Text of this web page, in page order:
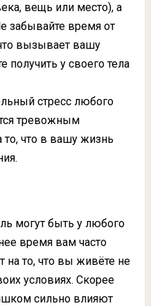
вещь или место), а
забывайте время от
вызывает вашу
у своего тела
стресс любого
тревожным
то, что в вашу жизнь
могут быть у любого
время вам часто
на то, что вы живёте не
условиях. Скорее
сильно влияют